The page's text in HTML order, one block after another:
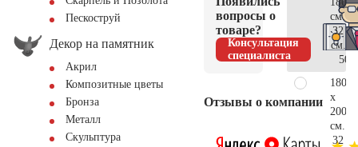
Пескоструй
Декор на памятник
Акрил
Композитные цветы
Бронза
Металл
Скульптура
вопросы о
товаре?
Консультация
специалиста
Отзывы о компании
см.
32
см.
180
x
200
см.
32